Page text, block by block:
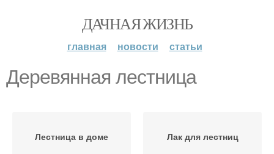
ДАЧНАЯ ЖИЗНЬ
главная новости статьи
Деревянная лестница
Лестница в доме Лак для лестниц